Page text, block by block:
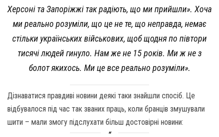
Херсоні та Запоріжжі так радіють, що ми прийшли». Хоча
ми реально розуміли, що це не те, що неправда, немає
стільки українських військових, щоб щодня по півтори
тисячі людей гинуло. Нам же не 15 років. Ми ж не з
болот якихось. Ми це все реально розуміли».
Дізнаватися правдиві новини деякі таки знайшли спосіб. Це
відбувалося під час так званих праць, коли бранців змушували
шити – мали змогу підслухати більш достовірні новини: